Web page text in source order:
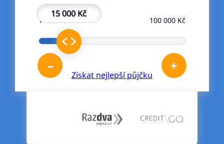
15 000 Kč
– +
1 000 Kč 100 000 Kč
Získat nejlepší půjčku